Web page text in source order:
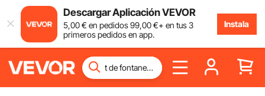
Descargar Aplicación VEVOR
5,00€ en pedidos99,00€+ en tus 3
primeros pedidos en app.
Instala